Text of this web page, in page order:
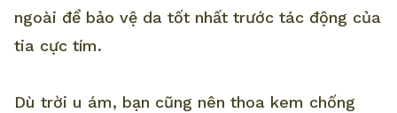
ngoài để bảo vệ da tốt nhất trước tác động của
tia cực tím.
Dù trời u ám, bạn cũng nên thoa kem chống